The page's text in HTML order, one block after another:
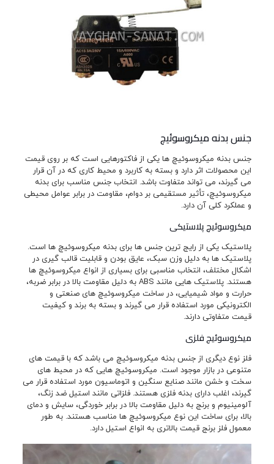
جنس بدنه میکروسوئیچ
جنس بدنه میکروسوئیچ ها یکی از فاکتورهایی است که بر روی قیمت
این محصولات اثر دارد و بسته به کاربرد و محیط کاری که در آن قرار
می گیرند، می تواند متفاوت باشد. انتخاب جنس مناسب برای بدنه
میکروسوئیچ، تأثیر مستقیمی بر دوام، مقاومت در برابر عوامل محیطی
و عملکرد کلی آن دارد.
میکروسوئیچ پلاستیکی
پلاستیک یکی از رایج ترین جنس ها برای بدنه میکروسوئیچ ها است.
پلاستیک ها به دلیل وزن سبک، عایق بودن و قابلیت قالب گیری در
اشکال مختلف، انتخاب مناسبی برای بسیاری از انواع میکروسوئیچ ها
هستند. پلاستیک هایی مانند ABS به دلیل مقاومت بالا در برابر ضربه،
حرارت و مواد شیمیایی، در ساخت میکروسوئیچ های صنعتی و
الکترونیکی مورد استفاده قرار می گیرند و بسته به برند و کیفیت
قیمت متفاوتی دارند.
میکروسوئیج فلزی
فلز نوع دیگری از جنس بدنه میکروسوئیچ می باشد که با قیمت های
متنوعی در بازار موجود است. میکروسوئیچ هایی که در محیط های
سخت و خشن مانند صنایع سنگین و اتوماسیون مورد استفاده قرار می
گیرند، اغلب دارای بدنه فلزی هستند. فلزاتی مانند استیل ضد زنگ،
آلومینیوم و برنج به دلیل مقاومت بالا در برابر خوردگی، سایش و دمای
بالا، برای ساخت این نوع میکروسوئیچ ها مناسب هستند. به طور
معمول فلز برنج قیمت بالاتری به انواع استیل دارد.